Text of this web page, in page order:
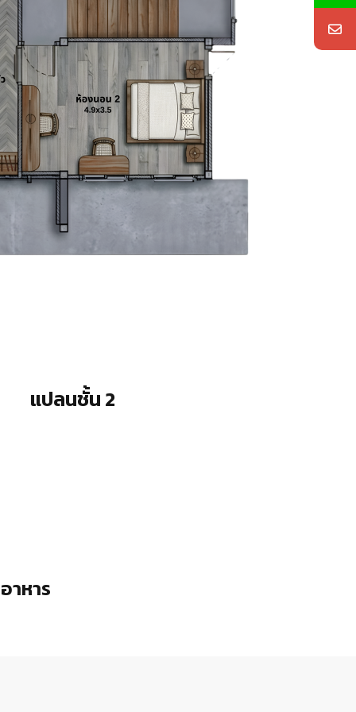
แปลนชั้น 2
าหาร